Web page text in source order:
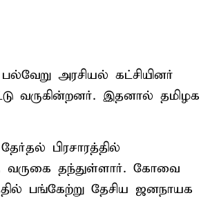
அரசியல் கட்சியினர்
வருகின்றனர். இதனால் தமிழக
பிரசாரத்தில்
வருகை தந்துள்ளார். கோவை
பங்கேற்று தேசிய ஜனநாயக